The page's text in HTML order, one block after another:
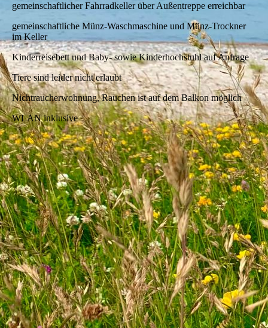
gemeinschaftlicher Fahrradkeller über Außentreppe erreichbar
gemeinschaftliche Münz-Waschmaschine und Münz-Trockner
im Keller
Kinderreisebett und Baby- sowie Kinderhochstuhl auf Anfrage
Tiere sind leider nicht erlaubt
Nichtraucherwohnung, Rauchen ist auf dem Balkon möglich
WLAN inklusive